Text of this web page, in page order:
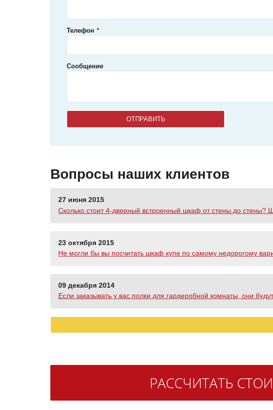
Телефон
Сообщение
Вопросы наших клиентов
27 июня 2015
Сколько стоит 4-дверный встроенный шкаф от стены до
23 октября 2015
Не могли бы вы посчитать шкаф купе по самому недорогому
09 декабря 2014
Если заказывать у вас полки для гардеробной комнаты, они
РАССЧИТАТЬ